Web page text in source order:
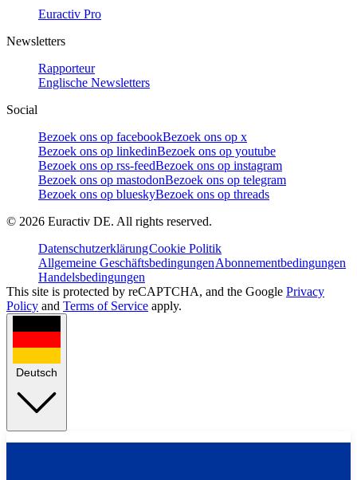
Euractiv Pro
Newsletters
Rapporteur
Englische Newsletters
Social
Bezoek ons op facebookBezoek ons op x
Bezoek ons op linkedinBezoek ons op youtube
Bezoek ons op rss-feedBezoek ons op instagram
Bezoek ons op mastodonBezoek ons op telegram
Bezoek ons op blueskyBezoek ons op threads
© 2026 Euractiv DE. All rights reserved.
DatenschutzerklärungCookie Politik
Allgemeine GeschäftsbedingungenAbonnementbedingungen
Handelsbedingungen
This site is protected by reCAPTCHA, and the Google Privacy
Policy and Terms of Service apply.
Deutsch